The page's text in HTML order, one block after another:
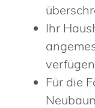
Ihr
Für die